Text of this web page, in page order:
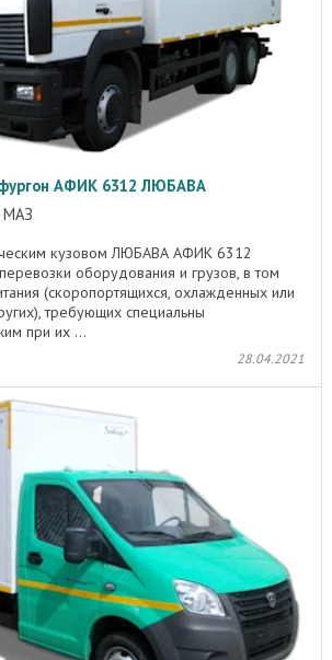
АФИК 6312 ЛЮБАВА
МАЗ
кузовом ЛЮБАВА АФИК 6312
оборудования и грузов, в том
(скоропортящихся, охлажденных или
требующих специальны
при их ...
28.04.2021